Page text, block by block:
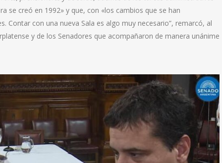
se creó en 1992» y que, con «los cambios que se han
Contar con una nueva Sala es algo muy necesario”, remarcó, al
y de los Senadores que acompañaron de manera unánime